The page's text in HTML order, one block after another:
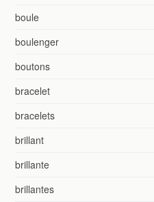
boule
boulenger
boutons
bracelet
bracelets
brillant
brillante
brillantes